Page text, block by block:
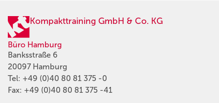
Kompakttraining GmbH & Co. KG
Büro Hamburg
Banksstraße 6
20097 Hamburg
Tel: +49 (0)40 80 81 375 -0
Fax: +49 (0)40 80 81 375 -41